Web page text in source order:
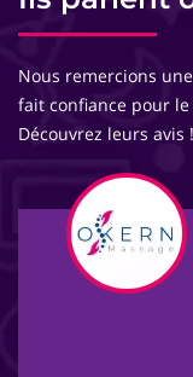
Nous remercions
fait confiance pour
Découvrez leurs avis !